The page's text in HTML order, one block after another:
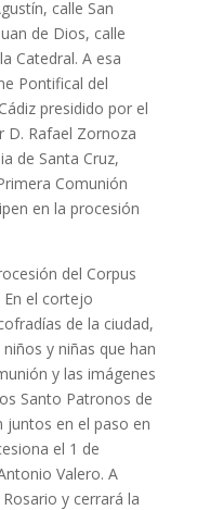
calle San
de Dios, calle
Catedral. A esa
Pontifical del
presidido por el
D. Rafael Zornoza
de Santa Cruz,
Comunión
en la procesión
del Corpus
En el cortejo
de la ciudad,
y niñas que han
y las imágenes
Santo Patronos de
juntos en el paso en
el 1 de
Valero. A
y cerrará la